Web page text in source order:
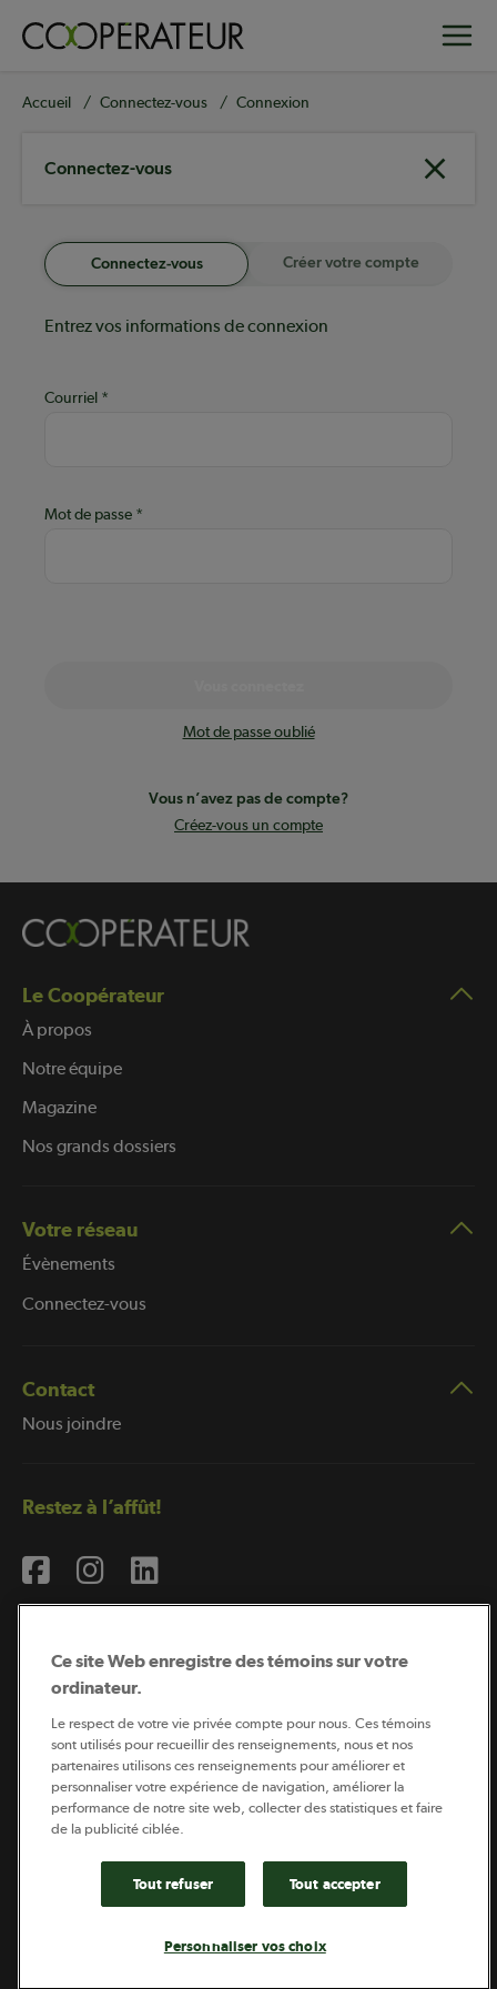
principal
Fil
Accueil Connectez-vous Connexion
Connectez-vous
Connectez-vous Créer votre compte
Entrez vos informations de connexion
Courriel
Mot de passe
Mot de passe oublié
Vous n’avez pas de compte?
Créez-vous un compte
Le Coopérateur
À propos
Notre équipe
Magazine
Nos grands dossiers
Votre réseau
Évènements
Connectez-vous
Contact
Nous joindre
Restez à l’affût!
Coopérateur est publié par Sollio Groupe Coopératif.
Il est l’outil d’information de la coopération agricole
québécoise.
Ce site Web enregistre des témoins sur votre
ordinateur.
Le respect de votre vie privée compte pour nous. Ces témoins
sont utilisés pour recueillir des renseignements, nous et nos
partenaires utilisons ces renseignements pour améliorer et
personnaliser votre expérience de navigation, améliorer la
performance de notre site web, collecter des statistiques et faire
de la publicité ciblée.
Tout refuser Tout accepter
Personnaliser vos choix